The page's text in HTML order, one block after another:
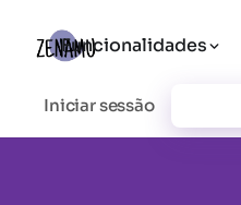
Funcionalidades
Iniciar sessão